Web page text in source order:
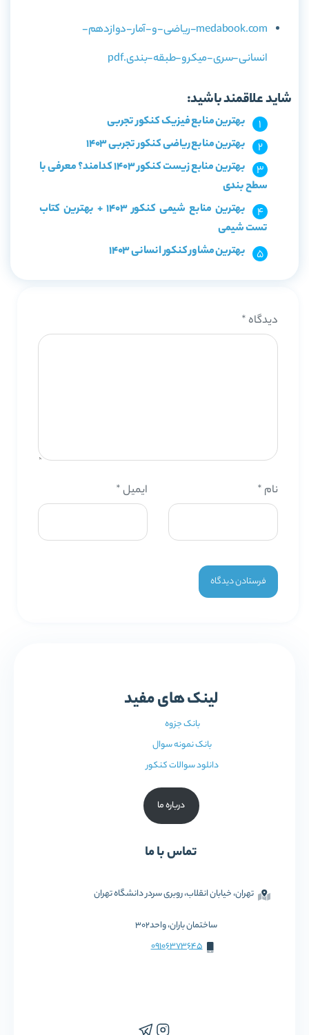
medabook.com-ریاضی-و-آمار-دوازدهم-
انسانی-سری-میکرو-طبقه-بندی.pdf
شاید علاقمند باشید:
بهترین منابع فیزیک کنکور تجربی
بهترین منابع ریاضی کنکور تجربی 1403
بهترین منابع زیست کنکور 1403 کدامند؟ معرفی با
سطح بندی
بهترین منابع شیمی کنکور 1403 + بهترین کتاب
تست شیمی
بهترین مشاور کنکور انسانی 1403
دیدگاه *
نام * ایمیل*
لینک های مفید
بانک جزوه
بانک نمونه سوال
دانلود سوالات کنکور
درباره ما
تماس با ما
تهران، خیابان انقلاب، روبری سردر دانشگاه تهران
ساختمان باران، واحد302
09106373645